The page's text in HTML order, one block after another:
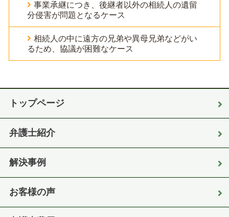
事業承継につき、後継者以外の相続人の遺留
分侵害が問題となるケース
相続人の中に遠方の兄弟や異母兄弟などがい
るため、協議が困難なケース
トップページ
弁護士紹介
解決事例
お客様の声